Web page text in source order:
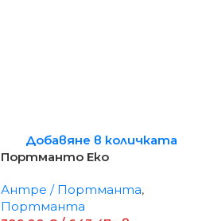
Добавяне в количката
Портманто Еко
Антре / Портманта,
Портманта